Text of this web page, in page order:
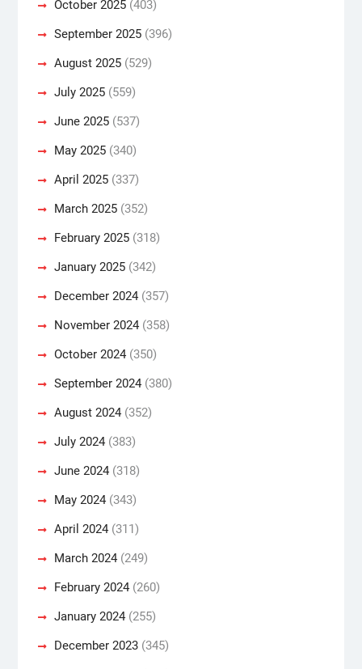
October 2025(403)
September 2025(396)
August 2025(529)
July 2025(559)
June 2025(537)
May 2025(340)
April 2025(337)
March 2025(352)
February 2025(318)
January 2025(342)
December 2024(357)
November 2024(358)
October 2024(350)
September 2024(380)
August 2024(352)
July 2024(383)
June 2024(318)
May 2024(343)
April 2024(311)
March 2024(249)
February 2024(260)
January 2024(255)
December 2023(345)